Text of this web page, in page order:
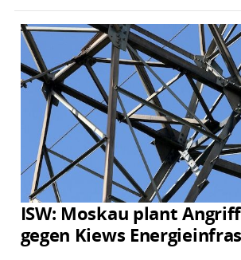
ISW: Moskau plant
gegen Kiews